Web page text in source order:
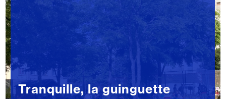
Tranquille, la guinguette